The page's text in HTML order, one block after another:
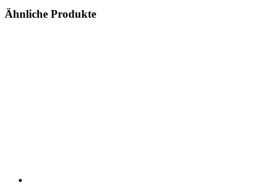
Ähnliche Produkte